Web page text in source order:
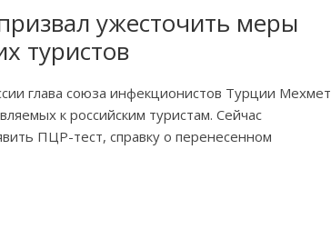
ужесточить меры
туристов
глава союза инфекционистов Турции Мехмет
к российским туристам. Сейчас
ПЦР-тест, справку о перенесенном